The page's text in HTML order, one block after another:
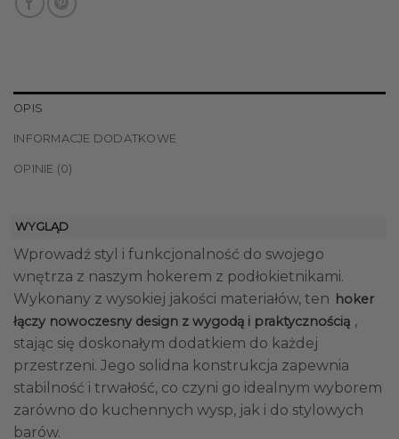
OPIS
INFORMACJE DODATKOWE
OPINIE (0)
WYGLĄD
Wprowadź styl i funkcjonalność do swojego
wnętrza z naszym hokerem z podłokietnikami.
Wykonany z wysokiej jakości materiałów, ten hoker
łączy nowoczesny design z wygodą i praktycznością ,
stając się doskonałym dodatkiem do każdej
przestrzeni. Jego solidna konstrukcja zapewnia
stabilność i trwałość, co czyni go idealnym wyborem
zarówno do kuchennych wysp, jak i do stylowych
barów.